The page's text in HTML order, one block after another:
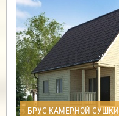
БРУС КАМЕРНОЙ СУШКИ